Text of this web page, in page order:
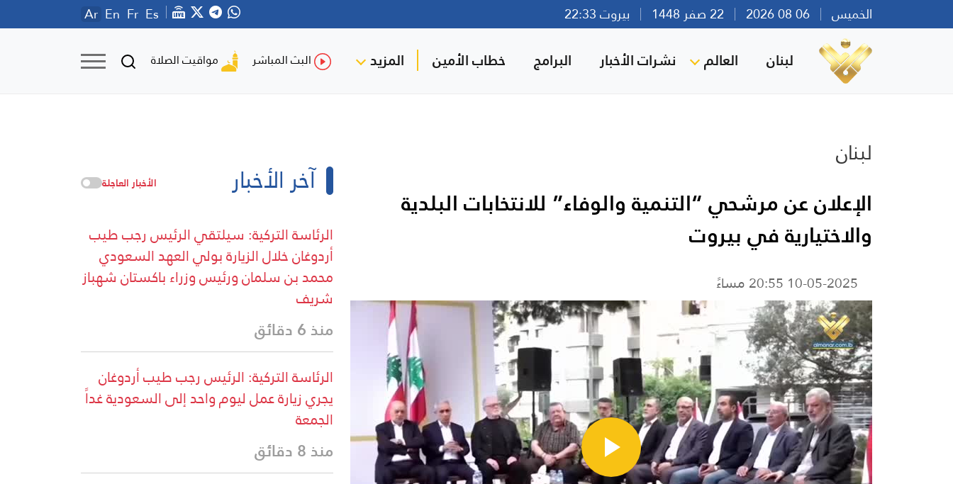
الخميس بيروت 22:33 Ar En Fr Es
لبنان العالم نشرات الأخبار البرامج خطاب الأمين المزيد البث المباشر مواقيت الصلاة
لبنان
الإعلان عن مرشحي “التنمية والوفاء” للانتخابات البلدية
والاختيارية في بيروت
10-05-2025 20:55 مساءً
آخر الأخبار الأخبار العاجلة
الرئاسة التركية: سيلتقي الرئيس رجب طيب
أردوغان خلال الزيارة بولي العهد السعودي
محمد بن سلمان ورئيس وزراء باكستان شهباز
شريف
منذ 6 دقائق
الرئاسة التركية: الرئيس رجب طيب أردوغان
يجري زيارة عمل ليوم واحد إلى السعودية غداً
الجمعة
منذ 8 دقائق